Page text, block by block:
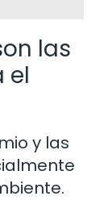
las
el
y las